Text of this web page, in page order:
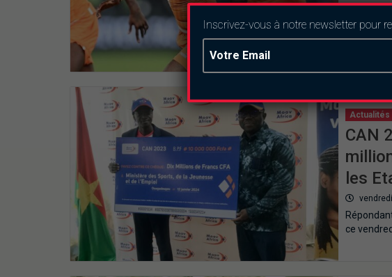
Le pays
face à la
Actualités
CAN
les
ce
Inscrivez-vous à notre newsletter pour